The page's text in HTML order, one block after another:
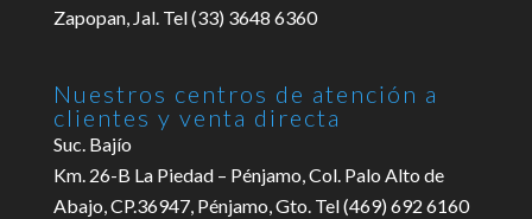
Zapopan, Jal. Tel (33) 3648 6360
Nuestros centros de atención a
clientes y venta directa
Suc. Bajío
Km. 26-B La Piedad – Pénjamo, Col. Palo Alto de
Abajo, CP.36947, Pénjamo, Gto. Tel (469) 692 6160